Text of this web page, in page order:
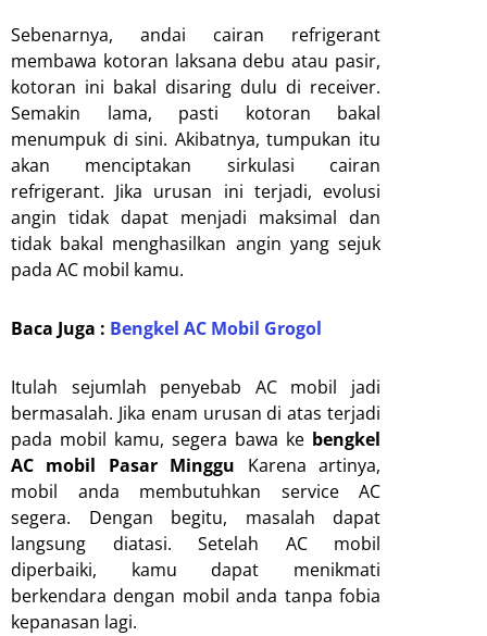
Sebenarnya, andai cairan refrigerant
membawa kotoran laksana debu atau pasir,
kotoran ini bakal disaring dulu di receiver.
Semakin lama, pasti kotoran bakal
menumpuk di sini. Akibatnya, tumpukan itu
akan menciptakan sirkulasi cairan
refrigerant. Jika urusan ini terjadi, evolusi
angin tidak dapat menjadi maksimal dan
tidak bakal menghasilkan angin yang sejuk
pada AC mobil kamu.
Baca Juga : Bengkel AC Mobil Grogol
Itulah sejumlah penyebab AC mobil jadi
bermasalah. Jika enam urusan di atas terjadi
pada mobil kamu, segera bawa ke bengkel
AC mobil Pasar Minggu Karena artinya,
mobil anda membutuhkan service AC
segera. Dengan begitu, masalah dapat
langsung diatasi. Setelah AC mobil
diperbaiki, kamu dapat menikmati
berkendara dengan mobil anda tanpa fobia
kepanasan lagi.